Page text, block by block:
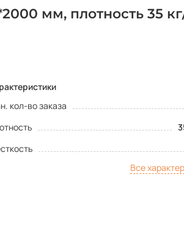
мм, плотность 35
кол-во заказа
Все